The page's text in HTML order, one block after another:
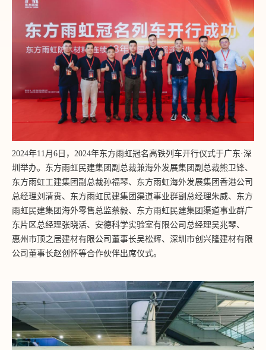
2024年11月6日，2024年东方雨虹冠名高铁列车开行仪式于广东·深
圳举办。东方雨虹民建集团副总裁兼海外发展集团副总裁熊卫锋、
东方雨虹工建集团副总裁孙福琴、东方雨虹海外发展集团香港公司
总经理刘清贵、东方雨虹民建集团渠道事业群副总经理朱威、东方
雨虹民建集团海外零售总监蔡毅、东方雨虹民建集团渠道事业群广
东片区总经理张晓活、安德科学实验室有限公司总经理吴兆琴、
惠州市顶之居建材有限公司董事长吴松辉、深圳市创兴隆建材有限
公司董事长赵创怀等合作伙伴出席仪式。